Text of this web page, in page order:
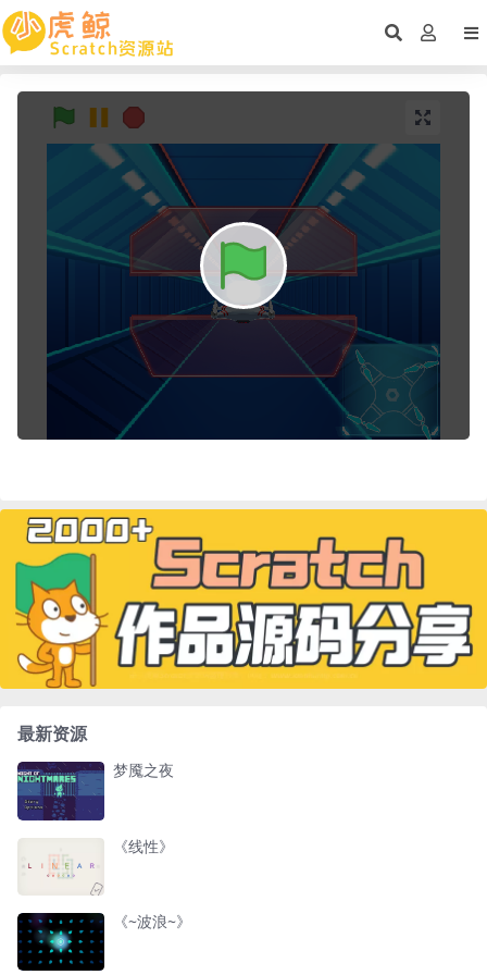
最新资源
梦魇之夜
《线性》
《~波浪~》